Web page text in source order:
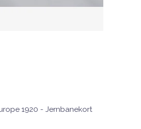
1920 - Jernbanekort